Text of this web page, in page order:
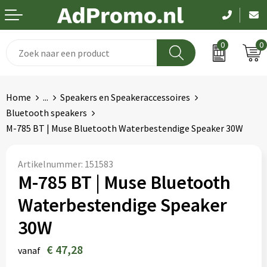
0 0
Paraplu's
Schrijfwaren
Elektronica
Anti-stress
Bidons en Sportflessen
Elektronica, Gadgets en USB
Feestartikelen
Fitness
Huis, Tuin en Keuken
Bodywarmers
Broeken en Rokken
Caps, Hoeden en Mutsen
Handschoenen en Sjaals
Hygiëne en Persoonlijke verzorging
Jassen
Pasen
Koningsdag
Kerst
EK en WK
Pakketten voor elke gelegenheid
Home ...
Speakers en Speakeraccessoires
Bluetooth speakers
M-785 BT | Muse Bluetooth Waterbestendige Speaker 30W
Artikelnummer: 151583
M-785 BT | Muse Bluetooth
Waterbestendige Speaker
30W
vanaf € 47,28